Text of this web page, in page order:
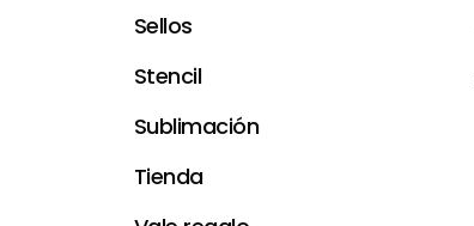
Sellos
Stencil
Sublimación
Tienda